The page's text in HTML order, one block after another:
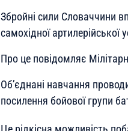
Збройні сили Словаччини
самохідної артилерійської
Про це повідомляє
Об’єднані навчання
посилення бойової групи